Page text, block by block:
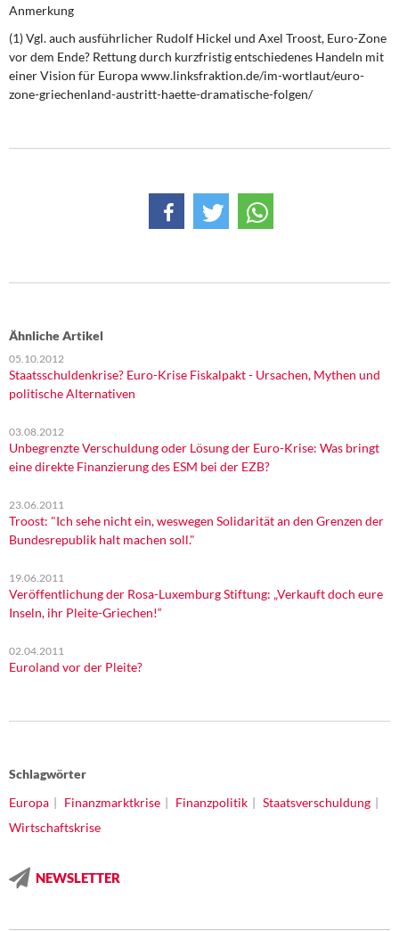
Anmerkung
(1) Vgl. auch ausführlicher Rudolf Hickel und Axel Troost, Euro-Zone
vor dem Ende? Rettung durch kurzfristig entschiedenes Handeln mit
einer Vision für Europa www.linksfraktion.de/im-wortlaut/euro-
zone-griechenland-austritt-haette-dramatische-folgen/
Ähnliche Artikel
05.10.2012
Staatsschuldenkrise? Euro-Krise Fiskalpakt - Ursachen, Mythen und
politische Alternativen
03.08.2012
Unbegrenzte Verschuldung oder Lösung der Euro-Krise: Was bringt
eine direkte Finanzierung des ESM bei der EZB?
23.06.2011
Troost: "Ich sehe nicht ein, weswegen Solidarität an den Grenzen der
Bundesrepublik halt machen soll."
19.06.2011
Veröffentlichung der Rosa-Luxemburg Stiftung: „Verkauft doch eure
Inseln, ihr Pleite-Griechen!“
02.04.2011
Euroland vor der Pleite?
Schlagwörter
Europa
Finanzmarktkrise Finanzpolitik
Staatsverschuldung
Wirtschaftskrise
NEWSLETTER